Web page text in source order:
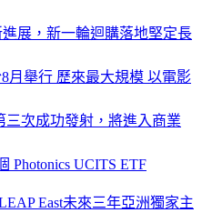
展，新一輪迴購落地堅定長
8月舉行 歷來最大規模 以電影
三次成功發射，將進入商業
Photonics UCITS ETF
East未來三年亞洲獨家主